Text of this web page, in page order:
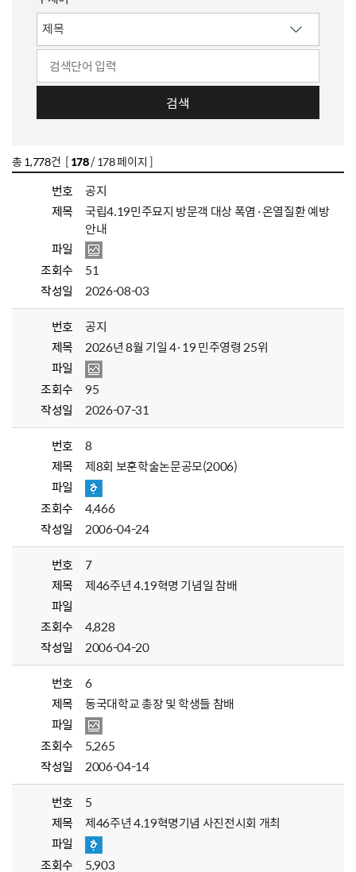
검색
총 1,778건 [178/ 178 페이지 ]
번호
공지
제목
국립4.19민주묘지 방문객 대상 폭염·온열질환 예방
안내
파일
조회수
51
작성일
2026-08-03
번호
공지
제목
2026년 8월 기일 4·19 민주영령 25위
파일
조회수
95
작성일
2026-07-31
번호
8
제목
제8회 보훈학술논문공모(2006)
파일
조회수
4,466
작성일
2006-04-24
번호
7
제목
제46주년 4.19혁명 기념일 참배
파일
조회수
4,828
작성일
2006-04-20
번호
6
제목
동국대학교 총장 및 학생들 참배
파일
조회수
5,265
작성일
2006-04-14
번호
5
제목
제46주년 4.19혁명기념 사진전시회 개최
파일
조회수
5,903